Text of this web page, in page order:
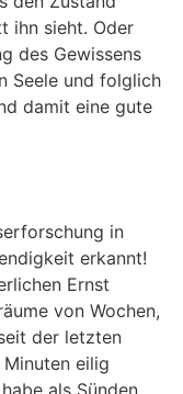
ihn sieht. Oder
des Gewissens
Seele und folglich
damit eine gute
in
erkannt!
Ernst
von Wochen,
der letzten
eilig
als Sünden